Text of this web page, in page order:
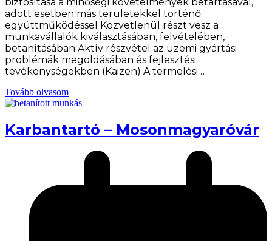
adott esetben más területekkel történő
együttműködéssel Közvetlenül részt vesz a
munkavállalók kiválasztásában, felvételében,
betanításában Aktív részvétel az üzemi gyártási
problémák megoldásában és fejlesztési
tevékenységekben (Kaizen) A termelési…
Tovább olvasom
Karbantartó – Mosonmagyaróvár